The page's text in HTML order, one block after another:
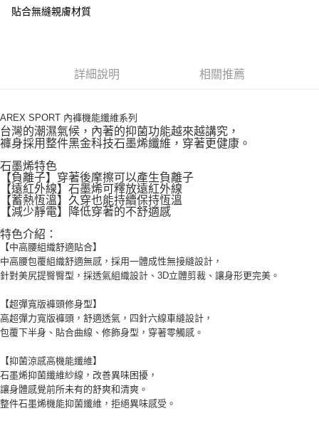
全盈+PAY
【大哥付你分期使用說明】
1.本服務由台灣大哥大提供，台灣大哥大用戶可立即使用無須另外申請。
成交易。
3.實際核准額度、可分期數及費用金額請依後續交易確認頁面所載為準。
4.訂單成立30分鐘內，如未前往確認交易或遇審核未通過，訂單將自動取
消。如遇「轉專審核」未通過狀況，表示未達大哥付你分期系統評分，恕無
法說明評估內容。
【繳款方式說明】
1.分期款項不併入電信帳單，「大哥付你分期」於每月結算日後寄送繳費提
醒簡訊。
帳／街口支付／iPASS MONEY」等通路繳費。
【注意事項】
1.本服務係由「台灣大哥大股份有限公司」（以下簡稱本公司）所提供，讓
買賣價金債權讓與本公司後，依約使用本公司帳單繳交帳款。
2.基於同意付款使用「大哥付你分期」之契約關係目的，商店將以您的個人
資料（包含姓名、電話或地址）提供予台灣大哥大進項蒐集、處理及利用，
由本公司與您本人進行分期帳單所需資料之確認、核對及更正。
AFTEE先享後付
【關於「AFTEE先享後付」】
AFTEE先享後付是「在收到商品之後才付款」的支付方式。 讓您購物簡單
便利好安心！
１．簡單：不需註冊會員、不需綁卡、不需儲值。
２．便利：只要手機號碼，簡訊認證，即可結帳。
３．安心：先確認商品／服務後，再付款。
【「AFTEE先享後付」結帳流程】
１．於結帳方式選擇「AFTEE先享後付」後，將跳轉至「AFTEE先享後付」
結帳頁面，進行簡訊認證並確認金額後，即可完成結帳。
２．訂單成立數日內，您將收到繳費通知簡訊。
３．收到繳費通知簡訊後14天內，點擊此簡訊中的連結，可透過四大超商／
ATM／網路銀行／等多元方式進行付款，方視為交易完成。
※ 請注意：結帳手續完成當下不需立刻繳費，但若您需要取消訂單，請聯絡
後付繳納相關費用。
※ 交易是否成功請以「AFTEE先享後付 」之結帳頁面顯示為準，若有關於
是否繳費成功／繳費後需取消欲退款等相關疑問，請聯繫「AFTEE先享後付
【注意事項】
１．透過由恩沛科技股份有限公司提供之「AFTEE先享後付」服務完成之交
易，需依本服務之必要範圍內提供個人資料，並將交易相關給付款項請求債
權轉讓予恩沛科技股份有限公司。
ATM付款
運送方式
AREX SPORT-宅配
每筆NT$80，滿NT$699(含以上)免運費
貼合無縫親膚材質
詳細說明 相關推薦
AREX SPORT 內褲機能纖維系列
台灣的潮濕氣候，內著的抑菌功能越來越講究，
褲身採用整件黑金科技石墨烯纖維，穿著更健康。
石墨烯特色
【負離子】穿著後摩擦可以產生負離子
【遠紅外線】石墨烯可釋放遠紅外線
【蓄熱恆溫】久穿也能持續保持恆溫
【減少靜電】降低穿著的不舒適感
特色介紹：
【中高腰組織舒適貼合】
中高腰包覆組織舒適無感，採用一體成性無接縫設計，
針對美尻提臀臀型，採透氣組織設計、3D立體剪裁、讓身形更完美。
【超彈寬版褲頭修身型】
高超彈力寬版褲頭，舒適透氣，四針六線車縫設計，
包覆下半身、貼合曲線、修飾身型，穿著零觸感。
【抑菌涼感高機能纖維】
石墨烯抑菌纖維紗線，改善異味困擾，
讓身體感覺前所未有的舒爽和清爽。
整件石墨烯機能抑菌纖維，拒絕異味感受。